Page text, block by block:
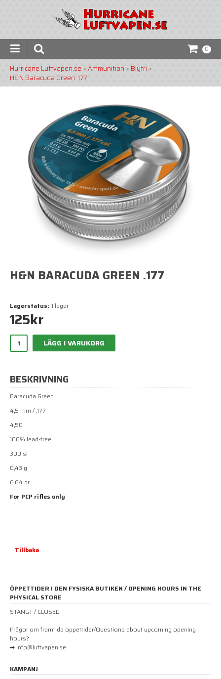
0
Hurricane Luftvapen.se >Ammunition > Blyfri >
H&N Baracuda Green .177
H&N BARACUDA GREEN .177
Lagerstatus: I lager
125kr
LÄGG I VARUKORG
BESKRIVNING
Baracuda Green
4,5 mm / .177
4,50
100% lead-free
300 st
0,43 g
6.64 gr
For PCP rifles only
Tillbaka
ÖPPETTIDER I DEN FYSISKA BUTIKEN / OPENING HOURS IN THE
PHYSICAL STORE
STÄNGT / CLOSED
Frågor om framtida öppettider/Questions about upcoming opening
hours?
➡ info@luftvapen.se
KAMPANJ